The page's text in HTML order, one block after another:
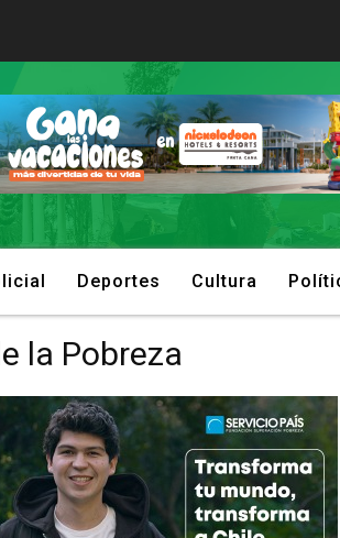
Deportes Cultura
la Pobreza